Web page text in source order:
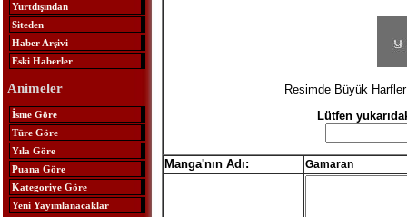
Yurtdışından
Siteden
Haber Arşivi
Eski Haberler
Animeler
İsme Göre
Türe Göre
Yıla Göre
Puana Göre
Kategoriye Göre
Yeni Yayımlanacaklar
Resimde Büyük
Lütfen
Manga'nın Adı: Gamaran